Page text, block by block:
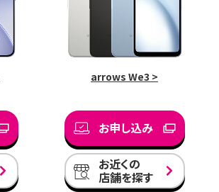
arrows We3 >
お申し込み
お近くの
店舗を探す